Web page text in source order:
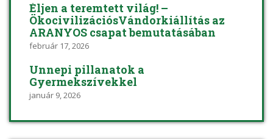
Éljen a teremtett világ! –
ÖkocivilizációsVándorkiállítás az
ARANYOS csapat bemutatásában
február 17, 2026
Ünnepi pillanatok a
Gyermekszívekkel
január 9, 2026